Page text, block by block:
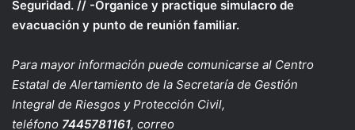
Seguridad. // -Organice y practique simulacro de
evacuación y punto de reunión familiar.
Para mayor información puede comunicarse al Centro
Estatal de Alertamiento de la Secretaría de Gestión
Integral de Riesgos y Protección Civil,
teléfono 7445781161, correo